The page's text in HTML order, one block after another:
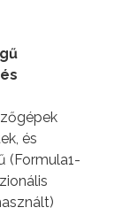
és
(Formula1-